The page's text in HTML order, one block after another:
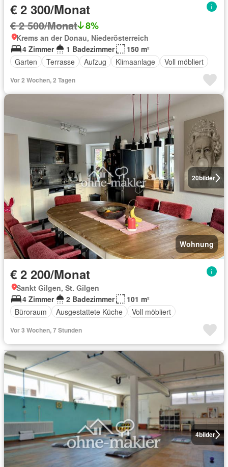
€ 2 300/Monat
€ 2 500/Monat 8%
Krems an der Donau, Niederösterreich
4 Zimmer
1 Badezimmer
150 m²
Garten
Terrasse Aufzug Klimaanlage Voll möbliert
Vor 2 Wochen, 2 Tagen
20bilder
Wohnung
€ 2 200/Monat
Sankt Gilgen, St. Gilgen
4 Zimmer
2 Badezimmer
101 m²
Büroraum
Ausgestattete Küche Voll möbliert
Vor 3 Wochen, 7 Stunden
4bilder